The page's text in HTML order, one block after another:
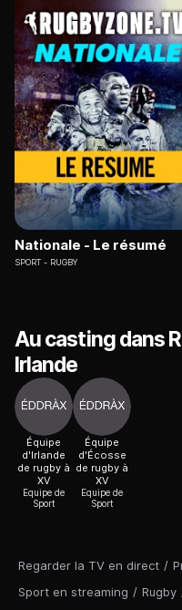
Regarder la TV en direct /
Sport en streaming / Rugby
Nationale - Le résumé
SPORT RUGBY
Au casting dans
Irlande
Équipe
d'Irlande
de rugby à
XV
Equipe de
Sport
Équipe
d'Écosse
de rugby à
XV
Equipe de
Sport